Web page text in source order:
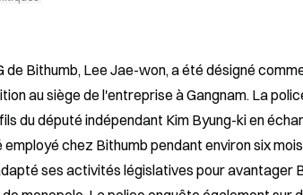
de Bithumb, Lee Jae-won, a été désigné
au siège de l'entreprise à Gangnam. La
du député indépendant Kim Byung-ki en
chez Bithumb pendant environ six
ses activités législatives pour avantager